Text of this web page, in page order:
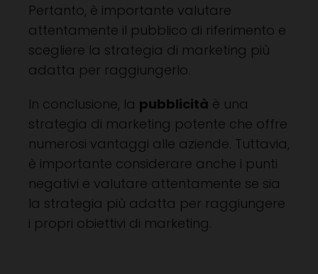
Pertanto, è importante valutare
attentamente il pubblico di riferimento e
scegliere la strategia di marketing più
adatta per raggiungerlo.
In conclusione, la pubblicità è una
strategia di marketing potente che offre
numerosi vantaggi alle aziende. Tuttavia,
è importante considerare anche i punti
negativi e valutare attentamente se sia
la strategia più adatta per raggiungere
i propri obiettivi di marketing.